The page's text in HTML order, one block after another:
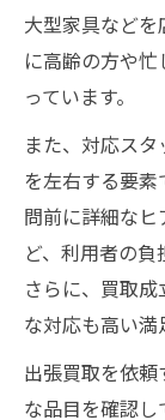
大型家具など
に高齢の方や
っています。
また、対応ス
を左右する要
問前に詳細な
ど、利用者の負
さらに、買取
な対応も高い満
出張買取を依
な品目を確認